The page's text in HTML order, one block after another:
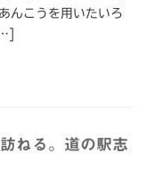
んこうを用いたいろ
ねる。道の駅志